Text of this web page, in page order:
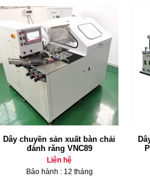
Dây chuyền sản xuất bàn chải
đánh răng VNC89
Liên hệ
Bảo hành : 12 tháng